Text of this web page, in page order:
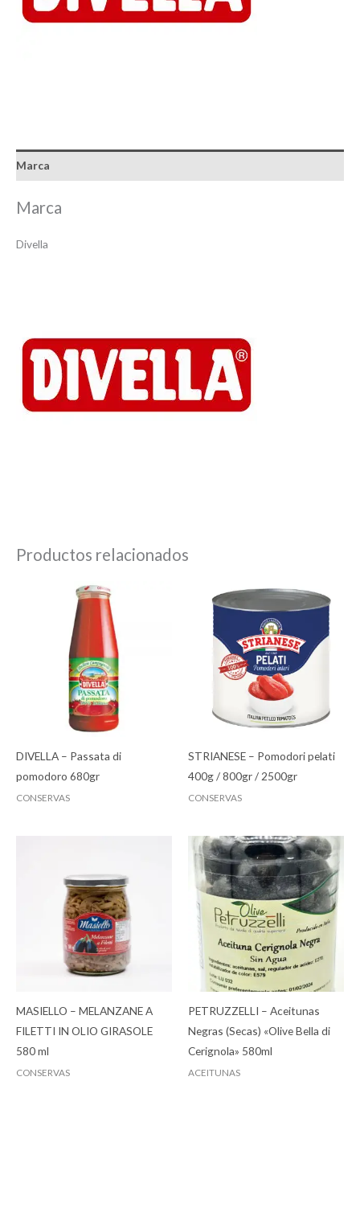
Marca
Marca
Divella
Productos relacionados
DIVELLA – Passata di
pomodoro 680gr
CONSERVAS
STRIANESE – Pomodori pelati
400g / 800gr / 2500gr
CONSERVAS
MASIELLO – MELANZANE A
FILETTI IN OLIO GIRASOLE
580 ml
CONSERVAS
PETRUZZELLI – Aceitunas
Negras (Secas) «Olive Bella di
Cerignola» 580ml
ACEITUNAS